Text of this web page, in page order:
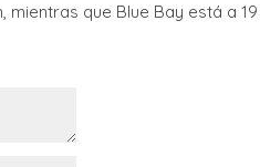
mientras que Blue Bay está a 19